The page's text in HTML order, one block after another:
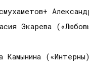
Экарева
Камынина